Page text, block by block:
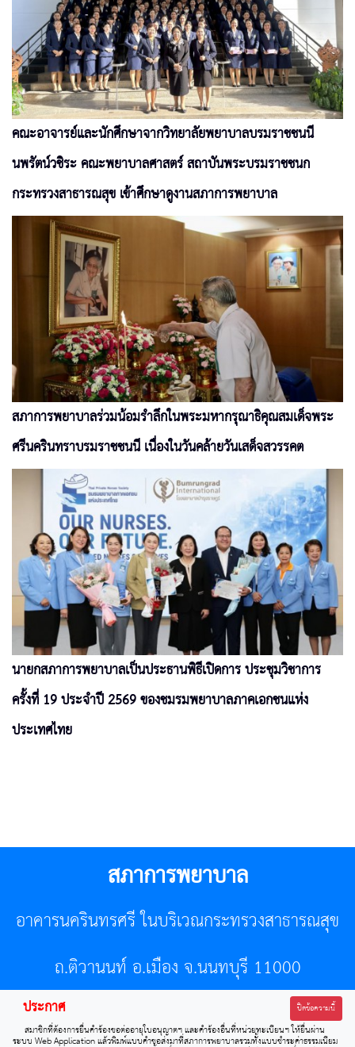
คณะอาจารย์และนักศึกษาจากวิทยาลัยพยาบาลบรมราชชนนี
นพรัตน์วชิระ คณะพยาบาลศาสตร์ สถาบันพระบรมราชชนก
กระทรวงสาธารณสุข เข้าศึกษาดูงานสภาการพยาบาล
สภาการพยาบาลร่วมน้อมรำลึกในพระมหากรุณาธิคุณสมเด็จพระ
ศรีนครินทราบรมราชชนนี เนื่องในวันคล้ายวันเสด็จสวรรคต
นายกสภาการพยาบาลเป็นประธานพิธีเปิดการ ประชุมวิชาการ
ครั้งที่ 19 ประจำปี 2569 ของชมรมพยาบาลภาคเอกชนแห่ง
ประเทศไทย
สภาการพยาบาล
อาคารนครินทรศรี ในบริเวณกระทรวงสาธารณสุข
ถ.ติวานนท์ อ.เมือง จ.นนทบุรี 11000
โทรศัพท์ 02-596-7500 โทรสาร 0-2589-7121 E-mail :
center@tnmc.or.th
ประกาศ ปิดข้อความนี้
สมาชิกที่ต้องการยื่นคำร้องขอต่ออายุใบอนุญาตฯ และคำร้องอื่นที่หน่วยทะเบียนฯ ให้ยื่นผ่าน
ระบบ Web Application แล้วพิมพ์แบบคำขอส่งมาที่สภาการพยาบาลรวมทั้งแบบชำระค่าธรรมเนียม